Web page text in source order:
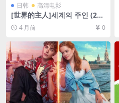
日韩 高清电影
[世界的主人]세계의 주인 (202
5)[百度网盘+夸克网盘1080P
高清未删减资源][网盘在线播
幕]
4 月前 0